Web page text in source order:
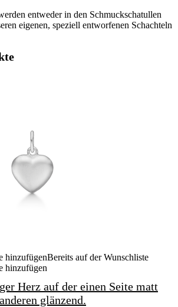
entweder in den Schmuckschatullen
eigenen, speziell entworfenen Schachteln
hinzufügenBereits auf der Wunschliste
hinzufügen
Herz auf der einen Seite matt
glänzend.